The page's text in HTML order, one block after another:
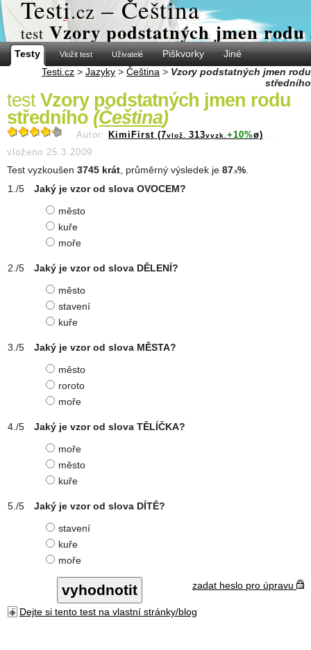
Testi.cz – Čeština
test Vzory podstatných jmen
Testy Vložit test Uživatelé Piškvorky
Jiné
Testi.cz > Jazyky > Čeština > Vzory podstatných jmen rodu
středního
test Vzory podstatných jmen rodu
středního (Čeština)
Autor: KimiFirst (7vlož. 313vyzk. +10%ø) ...
vloženo 25.3.2009
Test vyzkoušen 3745 krát , průměrný výsledek je 87 .5%
Jaký je vzor od slova OVOCEM?
město
kuře
moře
Jaký je vzor od slova DĚLENÍ?
město
stavení
kuře
Jaký je vzor od slova MĚSTA?
město
roroto
moře
Jaký je vzor od slova TĚLÍČKA?
moře
město
kuře
Jaký je vzor od slova DÍTĚ?
stavení
kuře
moře
zadat heslo pro úpravu
Dejte si tento test na vlastní stránky/blog